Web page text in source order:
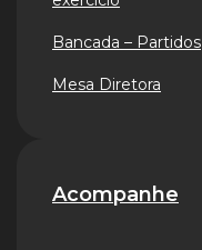
Bancada – Partidos
Mesa Diretora
Acompanhe